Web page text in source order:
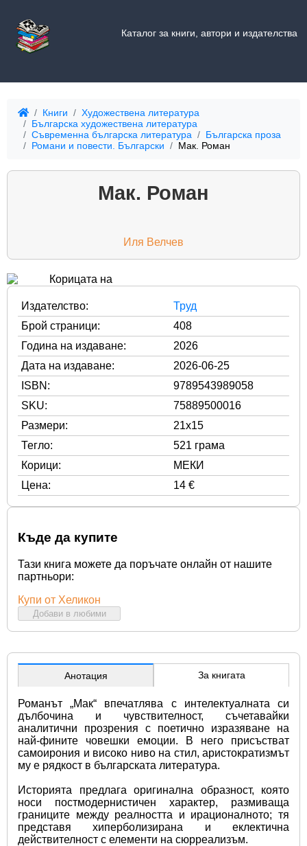
Каталог за книги, автори и издателства
Книги
Художествена литература
Българска художествена литература
Съвременна българска литература
Българска проза
Романи и повести. Български
Мак. Роман
Мак. Роман
Иля Велчев
Издателство:
Труд
Брой страници:
408
Година на издаване:
2026
Дата на издаване:
2026-06-25
ISBN:
9789543989058
SKU:
75889500016
Размери:
21x15
Тегло:
521 грама
Корици:
МЕКИ
Цена:
14 €
Къде да купите
Тази книга можете да поръчате онлайн от нашите
партньори:
Купи от Хеликон
Добави в любими
Анотация За книгата
Романът „Мак“ впечатлява с интелектуалната си
дълбочина и чувствителност, съчетавайки
аналитични прозрения с поетично изразяване на
най-фините човешки емоции. В него присъстват
самоирония и високо ниво на стил, аристократизмът
му е рядкост в българската литература.
Историята предлага оригинална образност, която
носи постмодернистичен характер, размиваща
границите между реалността и ирационалното; тя
представя хиперболизирана и еклектична
действителност с елементи на сюрреализъм.